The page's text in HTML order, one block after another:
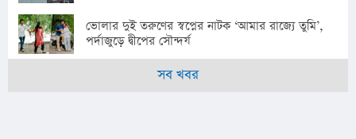
ভোলার দুই তরুণের স্বপ্নের নাটক ‘আমার রাজ্যে তুমি’,
পর্দাজুড়ে দ্বীপের সৌন্দর্য
সব খবর